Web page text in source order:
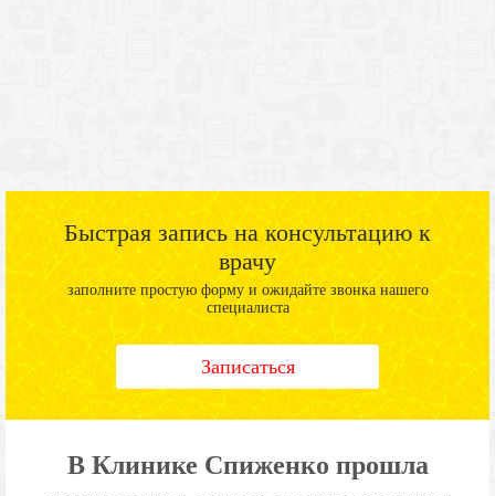
Быстрая запись на консультацию к
врачу
заполните простую форму и ожидайте звонка нашего
специалиста
Записаться
В Клинике Спиженко прошла